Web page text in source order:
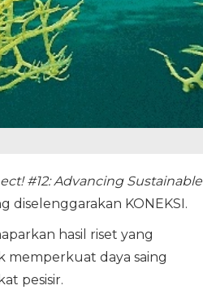
#12: Advancing Sustainable
diselenggarakan KONEKSI.
hasil riset yang
daya saing
pesisir.